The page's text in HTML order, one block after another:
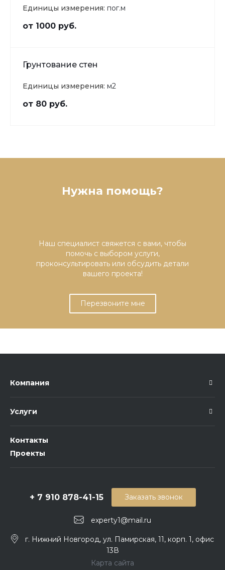
Единицы измерения: пог.м
от 1000 руб.
Грунтование стен
Единицы измерения: м2
от 80 руб.
Нужна помощь?
Наш специалист свяжется с вами, чтобы
помочь с выбором услуги,
проконсультировать или обсудить детали
вашего проекта!
Перезвоните мне
Компания
Услуги
Контакты
Проекты
+ 7 910 878-41-15
experty1@mail.ru
Заказать звонок
г. Нижний Новгород, ул. Памирская, 11, корп. 1, офис
13В
Карта сайта